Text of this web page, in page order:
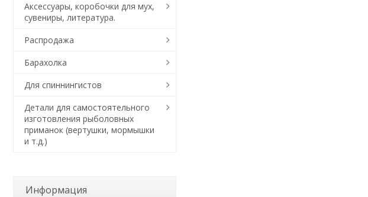
Аксессуары, коробочки для мух,
сувениры, литература.
Распродажа
Барахолка
Для спиннингистов
Детали для самостоятельного
изготовления рыболовных
приманок (вертушки, мормышки
и т.д.)
Информация